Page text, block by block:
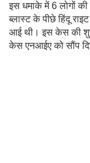
इस धमाके में 6 लोगों
ब्लास्ट के पीछे हिंदू
आई थी। इस केस की
केस एनआईए को सौंप